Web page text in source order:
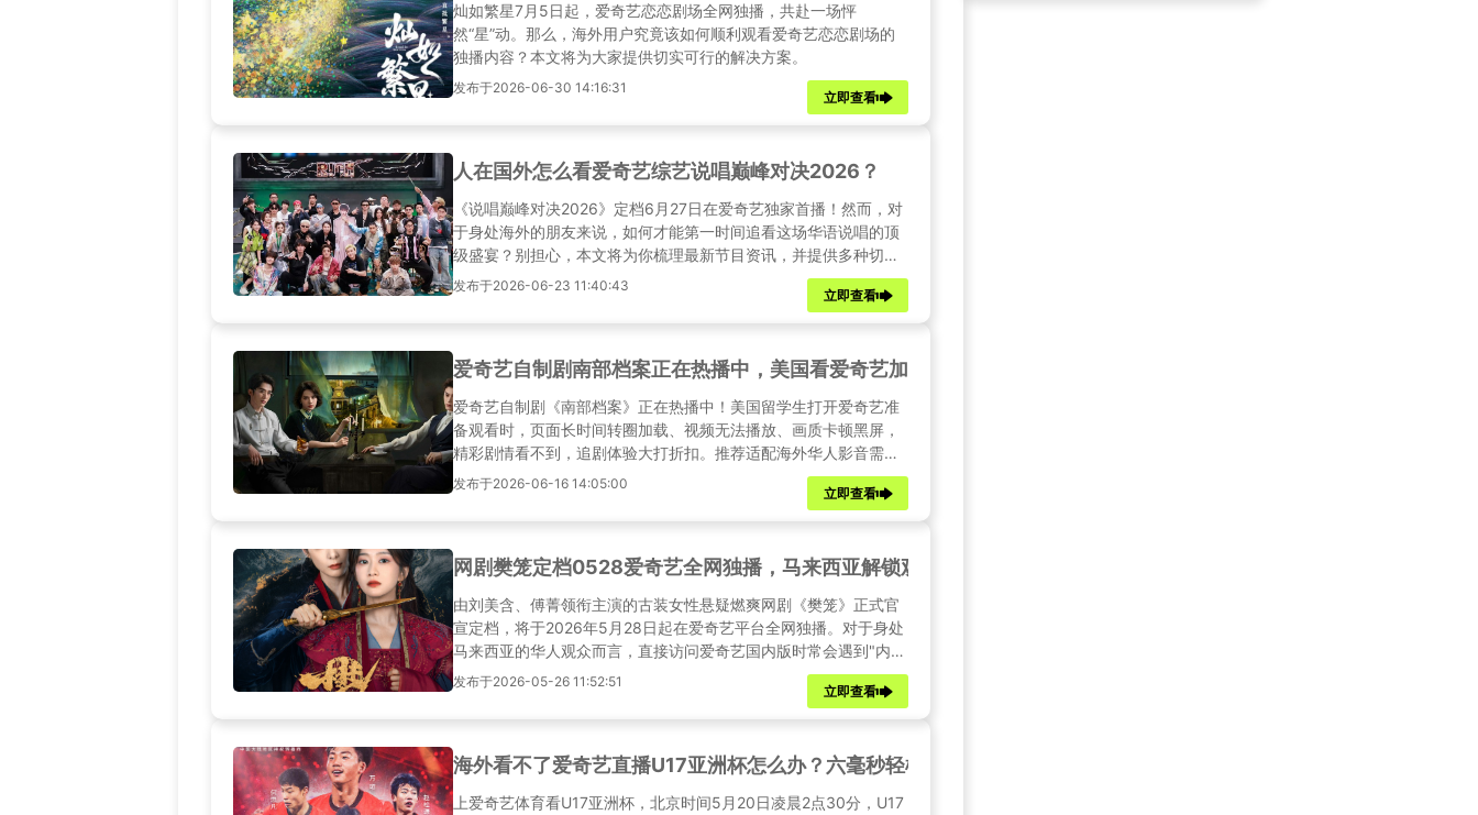
灿如繁星7月5日起，爱奇艺恋恋剧场全网独播，共赴一场怦
然“星”动。那么，海外用户究竟该如何顺利观看爱奇艺恋恋剧场的
独播内容？本文将为大家提供切实可行的解决方案。
发布于2026-06-30 14:16:31
立即查看
人在国外怎么看爱奇艺综艺说唱巅峰对决2026？
《说唱巅峰对决2026》定档6月27日在爱奇艺独家首播！然而，对
于身处海外的朋友来说，如何才能第一时间追看这场华语说唱的顶
级盛宴？别担心，本文将为你梳理最新节目资讯，并提供多种切实
可行的海外观看方案。
发布于2026-06-23 11:40:43
立即查看
爱奇艺自制剧南部档案正在热播中，美国看爱奇艺加载失败如何解决？
爱奇艺自制剧《南部档案》正在热播中！美国留学生打开爱奇艺准
备观看时，页面长时间转圈加载、视频无法播放、画质卡顿黑屏，
精彩剧情看不到，追剧体验大打折扣。推荐适配海外华人影音需求
的Sixfast加速器，一站式解决美国观看爱奇艺加载异常问题。
发布于2026-06-16 14:05:00
立即查看
网剧樊笼定档0528爱奇艺全网独播，马来西亚解锁观看爱奇艺全指南
由刘美含、傅菁领衔主演的古装女性悬疑燃爽网剧《樊笼》正式官
宣定档，将于2026年5月28日起在爱奇艺平台全网独播。对于身处
马来西亚的华人观众而言，直接访问爱奇艺国内版时常会遇到"内容
仅限中国大陆地区观看"的提示。本文将为马来西亚观众带来《樊
笼》的完整资讯解读，并提供合规、高效的解锁方案，助你零门槛
追剧。
发布于2026-05-26 11:52:51
立即查看
海外看不了爱奇艺直播U17亚洲杯怎么办？六毫秒轻松解锁助你畅看
上爱奇艺体育看U17亚洲杯，北京时间5月20日凌晨2点30分，U17